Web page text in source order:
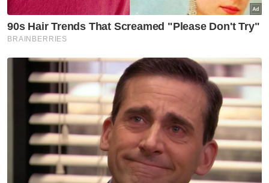
Mungkin berlaku kompromi BN-
PN di Melaka - Penganalisis